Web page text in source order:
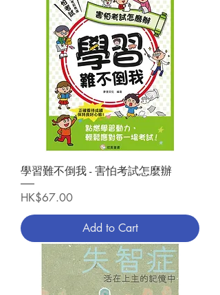
學習難不倒我 - 害怕考試怎麼辦
Price
HK$67.00
Add to Cart